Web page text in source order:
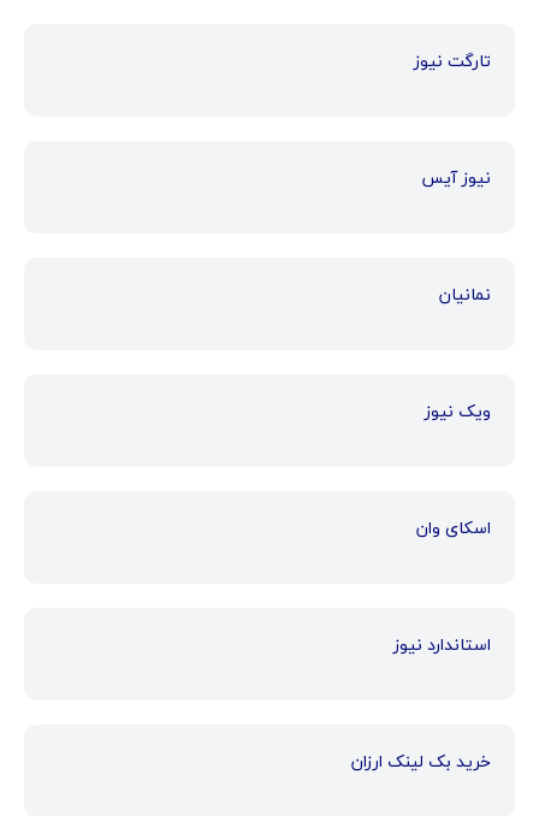
تارگت نیوز
نیوز آیس
نمانیان
ویک نیوز
اسکای وان
استاندارد نیوز
خرید بک لینک ارزان